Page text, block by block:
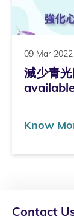
09 Mar 2022
減少青
Know
Contact